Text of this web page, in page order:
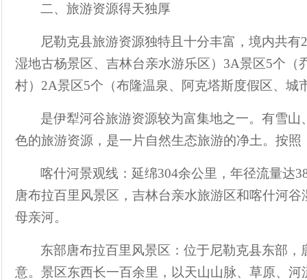
二、旅游资源得天独厚
尼勒克县旅游资源独特且十分丰富，境内共有
湿地古杨景区、吉林台亲水游乐区） 3A景区5个（
村） 2A景区5个（布隆温泉、阿克塔斯度假区、城
是伊犁河谷旅游资源较为富集地之一。有雪山
色的旅游资源，是一片自然生态旅游的净土。按
喀什河景观线：延绵304余公里，年径流量达
唐布拉百里风景区，吉林台亲水旅游区和喀什河
母亲河。
东部唐布拉百里风景区：位于尼勒克县东部，
意。景区东西长一百余里，以天山山脉、草原、